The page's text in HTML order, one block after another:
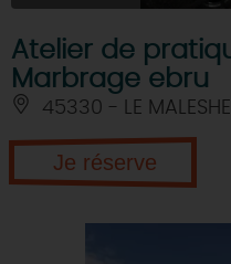
Atelier de
Marbrage ebru
45330 - LE
Je réserve